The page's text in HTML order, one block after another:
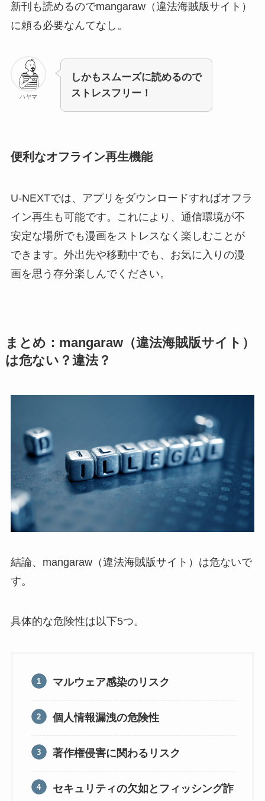
新刊も読めるのでmangaraw（違法海賊版サイト）
に頼る必要なんてなし。
ハヤマ
しかもスムーズに読めるので
ストレスフリー！
便利なオフライン再生機能
U-NEXTでは、アプリをダウンロードすればオフラ
イン再生も可能です。これにより、通信環境が不
安定な場所でも漫画をストレスなく楽しむことが
できます。外出先や移動中でも、お気に入りの漫
画を思う存分楽しんでください。
まとめ：mangaraw（違法海賊版サイト）
は危ない？違法？
結論、mangaraw（違法海賊版サイト）は危ないで
す。
具体的な危険性は以下5つ。
マルウェア感染のリスク
個人情報漏洩の危険性
著作権侵害に関わるリスク
セキュリティの欠如とフィッシング詐